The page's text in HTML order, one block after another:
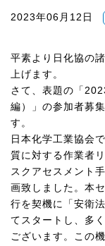
2023年06月12日
平素より日化協の
上げます。
さて、表題の「
編）」の参加者募
す。
日本化学工業協会
質に対する作業者
スクアセスメント
画致しました。本セ
行を契機に「安衛
てスタートし、多
ございます。この